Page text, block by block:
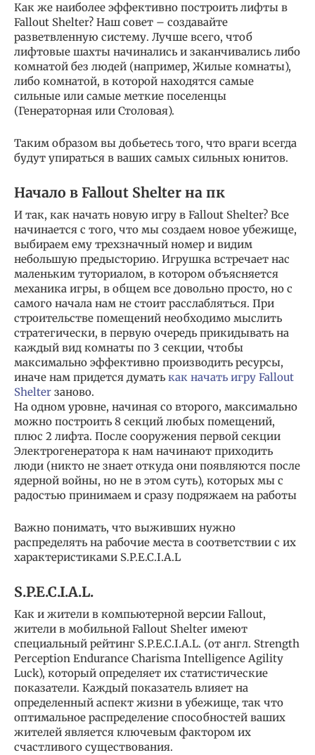
Как же наиболее эффективно построить лифты в
Fallout Shelter? Наш совет – создавайте
разветвленную систему. Лучше всего, чтоб
лифтовые шахты начинались и заканчивались либо
комнатой без людей (например, Жилые комнаты),
либо комнатой, в которой находятся самые
сильные или самые меткие поселенцы
(Генераторная или Столовая).
Таким образом вы добьетесь того, что враги всегда
будут упираться в ваших самых сильных юнитов.
Начало в Fallout Shelter на пк
И так, как начать новую игру в Fallout Shelter? Все
начинается с того, что мы создаем новое убежище,
выбираем ему трехзначный номер и видим
небольшую предысторию. Игрушка встречает нас
маленьким туториалом, в котором объясняется
механика игры, в общем все довольно просто, но с
самого начала нам не стоит расслабляться. При
строительстве помещений необходимо мыслить
стратегически, в первую очередь прикидывать на
каждый вид комнаты по 3 секции, чтобы
максимально эффективно производить ресурсы,
иначе нам придется думать как начать игру Fallout
Shelter заново.
На одном уровне, начиная со второго, максимально
можно построить 8 секций любых помещений,
плюс 2 лифта. После сооружения первой секции
Электрогенератора к нам начинают приходить
люди (никто не знает откуда они появляются после
ядерной войны, но не в этом суть), которых мы с
радостью принимаем и сразу подряжаем на работы
Важно понимать, что выживших нужно
распределять на рабочие места в соответствии с их
характеристиками S.P.E.C.I.A.L
S.P.E.C.I.A.L.
Как и жители в компьютерной версии Fallout,
жители в мобильной Fallout Shelter имеют
специальный рейтинг S.P.E.C.I.A.L. (от англ. Strength
Perception Endurance Charisma Intelligence Agility
Luck), который определяет их статистические
показатели. Каждый показатель влияет на
определенный аспект жизни в убежище, так что
оптимальное распределение способностей ваших
жителей является ключевым фактором их
счастливого существования.